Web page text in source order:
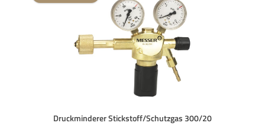
Druckminderer Stickstoff/Schutzgas 300/20